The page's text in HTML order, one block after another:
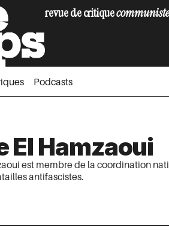
revue de critiquecommuniste
Podcasts
El Hamzaoui
est membre de la coordination
antifascistes.